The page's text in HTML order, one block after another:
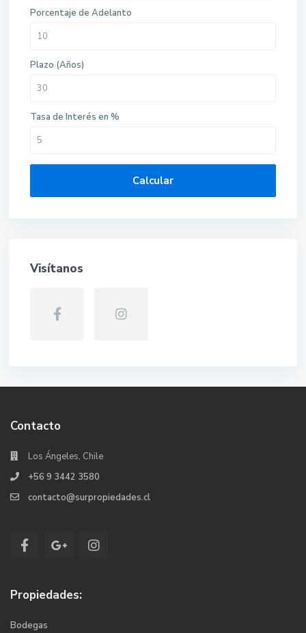
Porcentaje de Adelanto
Plazo (Años)
Tasa de Interés en %
Calcular
Visítanos
Contacto
Los Ángeles, Chile
+56 9 3442 3580
contacto@surpropiedades.cl
Propiedades:
Bodegas